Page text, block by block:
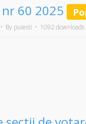
60 2025
By puiesti 1092 downloads